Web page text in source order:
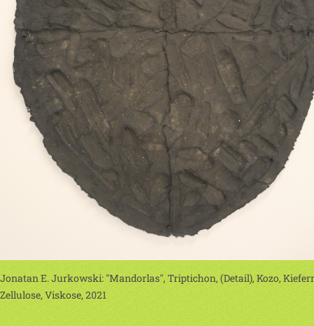
Jonatan E. Jurkowski: "Mandorlas", Triptichon, (Detail), Kozo,
Zellulose, Viskose, 2021